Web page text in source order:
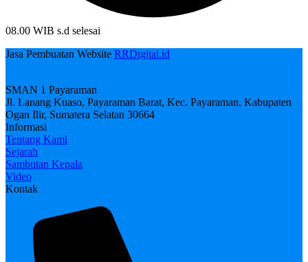
08.00 WIB s.d selesai
Jasa Pembuatan Website RRDigital.id
SMAN 1 Payaraman
Jl. Lanang Kuaso, Payaraman Barat, Kec. Payaraman, Kabupaten
Ogan Ilir, Sumatera Selatan 30664
Informasi
Tentang Kami
Sejarah
Sambutan Kepala
Video
Kontak